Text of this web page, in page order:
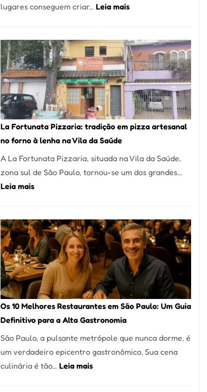
lugares conseguem criar… Leia mais:
Manga
Se
Tornou
Um
dos
Restaurantes
Mais
de
Pinheiros
La Fortunata Pizzaria: tradição em pizza artesanal
no forno à lenha na Vila da Saúde
A La Fortunata Pizzaria, situada na Vila da Saúde,
zona sul de São Paulo, tornou-se um dos grandes…
Leia mais:
Pizzaria:
tradição
em
pizza
artesanal
no
forno
à
lenha
na
Vila
Os 10 Melhores Restaurantes em São Paulo: Um Guia
Definitivo para a Alta Gastronomia
São Paulo, a pulsante metrópole que nunca dorme, é
um verdadeiro epicentro gastronômico. Sua cena
culinária é tão… Leia mais: